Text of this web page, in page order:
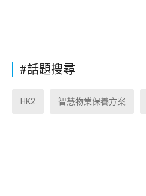
#話題搜尋
HK2 智慧物業保養方案